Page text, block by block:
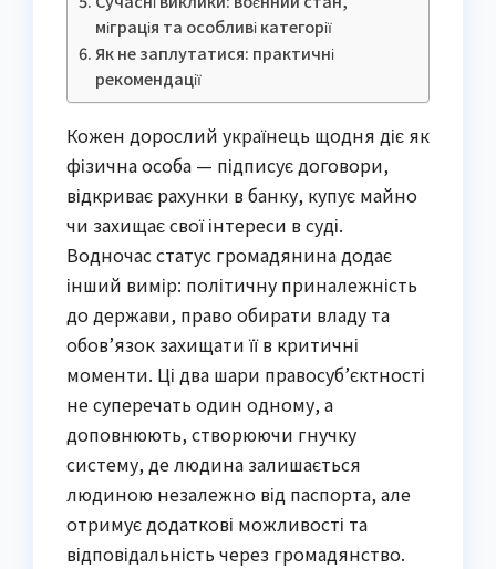
міграція та особливі категорії
Як не заплутатися: практичні
рекомендації
Кожен дорослий українець щодня діє як
фізична особа — підписує договори,
відкриває рахунки в банку, купує майно
чи захищає свої інтереси в суді.
Водночас статус громадянина додає
інший вимір: політичну приналежність
до держави, право обирати владу та
обов’язок захищати її в критичні
моменти. Ці два шари правосуб’єктності
не суперечать один одному, а
доповнюють, створюючи гнучку
систему, де людина залишається
людиною незалежно від паспорта, але
отримує додаткові можливості та
відповідальність через громадянство.